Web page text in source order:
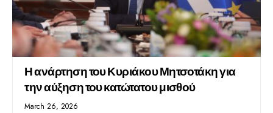
Η ανάρτηση του Κυριάκου Μητσοτάκη για
την αύξηση του κατώτατου μισθού
March 26, 2026